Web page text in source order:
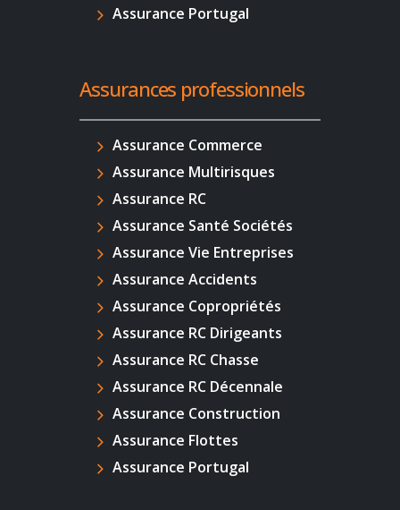
Assurance Portugal
Assurances professionnels
Assurance Commerce
Assurance Multirisques
Assurance RC
Assurance Santé Sociétés
Assurance Vie Entreprises
Assurance Accidents
Assurance Copropriétés
Assurance RC Dirigeants
Assurance RC Chasse
Assurance RC Décennale
Assurance Construction
Assurance Flottes
Assurance Portugal